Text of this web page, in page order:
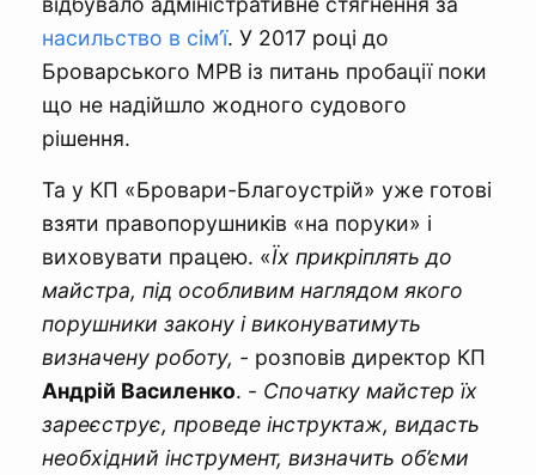
насильство в сім’ї. У 2017 році до
Броварського МРВ із питань пробації поки
що не надійшло жодного судового
рішення.
Та у КП «Бровари-Благоустрій» уже готові
взяти правопорушників «на поруки» і
виховувати працею. «Їх прикріплять до
майстра, під особливим наглядом якого
порушники закону і виконуватимуть
визначену роботу, - розповів директор КП
Андрій Василенко. - Спочатку майстер їх
зареєструє, проведе інструктаж, видасть
необхідний інструмент, визначить об’єми